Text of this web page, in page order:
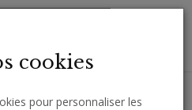
cookies
pour personnaliser les